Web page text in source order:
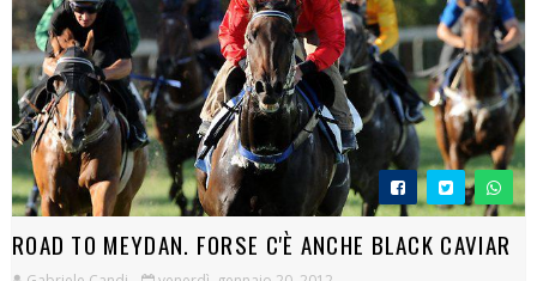
ROAD TO MEYDAN. FORSE C'È ANCHE BLACK CAVIAR